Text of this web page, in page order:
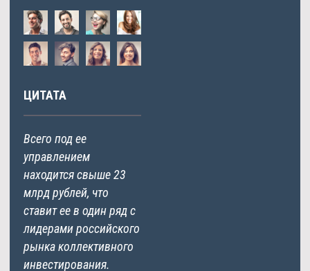
ЦИТАТА
Всего под ее
управлением
находится свыше 23
млрд рублей, что
ставит ее в один ряд с
лидерами российского
рынка коллективного
инвестирования.